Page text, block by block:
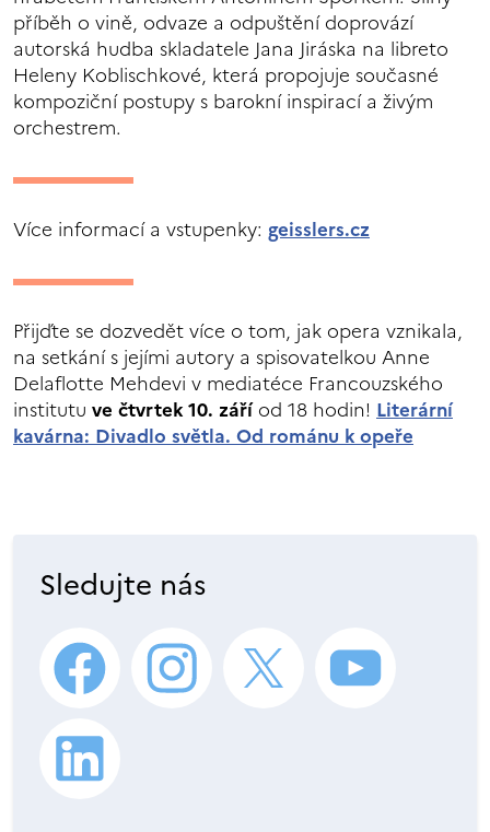
příběh o vině, odvaze a odpuštění doprovází
autorská hudba skladatele Jana Jiráska na libreto
Heleny Koblischkové, která propojuje současné
kompoziční postupy s barokní inspirací a živým
orchestrem.
Více informací a vstupenky: geisslers.cz
Přijďte se dozvedět více o tom, jak opera vznikala,
na setkání s jejími autory a spisovatelkou Anne
Delaflotte Mehdevi v mediatéce Francouzského
institutu ve čtvrtek 10. záříod 18 hodin! Literární
kavárna: Divadlo světla. Od románu k opeře
Sledujte nás